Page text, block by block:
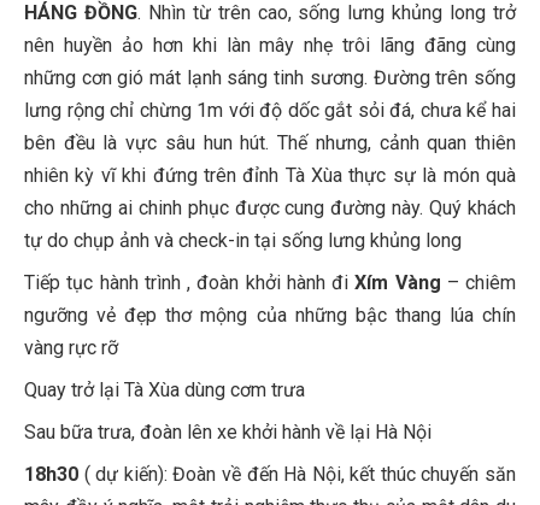
HÁNG ĐỒNG. Nhìn từ trên cao, sống lưng khủng long trở
nên huyền ảo hơn khi làn mây nhẹ trôi lãng đãng cùng
những cơn gió mát lạnh sáng tinh sương. Đường trên sống
lưng rộng chỉ chừng 1m với độ dốc gắt sỏi đá, chưa kể hai
bên đều là vực sâu hun hút. Thế nhưng, cảnh quan thiên
nhiên kỳ vĩ khi đứng trên đỉnh Tà Xùa thực sự là món quà
cho những ai chinh phục được cung đường này. Quý khách
tự do chụp ảnh và check-in tại sống lưng khủng long
Tiếp tục hành trình , đoàn khởi hành điXím Vàng – chiêm
ngưỡng vẻ đẹp thơ mộng của những bậc thang lúa chín
vàng rực rỡ
Quay trở lại Tà Xùa dùng cơm trưa
Sau bữa trưa, đoàn lên xe khởi hành về lại Hà Nội
18h30 ( dự kiến): Đoàn về đến Hà Nội, kết thúc chuyến săn